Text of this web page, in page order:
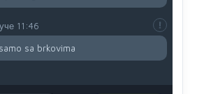
11:46
sa brkovima